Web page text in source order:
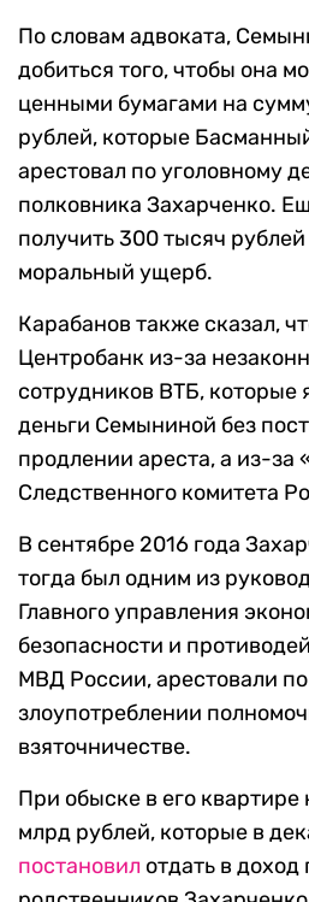
По словам адвоката,
добиться того, чтобы она
ценными бумагами на
рублей, которые
арестовал по уголовному
полковника Захарченко.
получить 300 тысяч
моральный ущерб.
Карабанов также сказал,
Центробанк из-за
сотрудников ВТБ,
деньги Семыниной без
продлении ареста, а из-за
Следственного комитета
В сентябре 2016 года
тогда был одним из
Главного управления
безопасности и
МВД России, арестовали
злоупотреблении
взяточничестве.
При обыске в его
млрд рублей, которые в
постановил отдать в